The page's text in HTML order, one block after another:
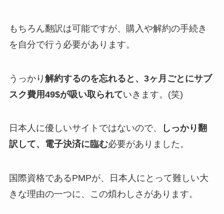
もちろん翻訳は可能ですが、購入や解約の手続き
を自分で行う必要があります。
うっかり 解約するのを忘れると、3ヶ月ごとにサブ
スク費用49$が吸い取られていきます。(笑)
日本人に優しいサイトではないので、
しっかり翻
訳して、電子決済に臨む必要がありました。
国際資格であるPMPが、日本人にとって難しい大
きな理由の一つに、この煩わしさがあります。